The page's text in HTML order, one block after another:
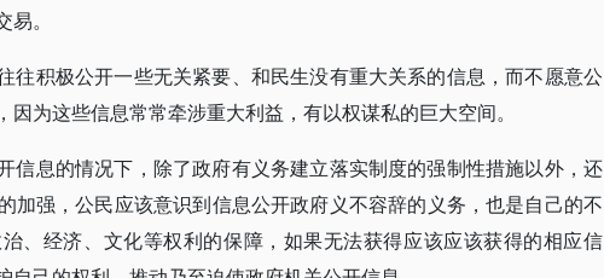
。
往积极公开一些无关紧要、和民生没有重大关系的信息，而不愿意公
为这些信息常常牵涉重大利益，有以权谋私的巨大空间。
信息的情况下，除了政府有义务建立落实制度的强制性措施以外，还
加强，公民应该意识到信息公开政府义不容辞的义务，也是自己的不
、经济、文化等权利的保障，如果无法获得应该应该获得的相应信